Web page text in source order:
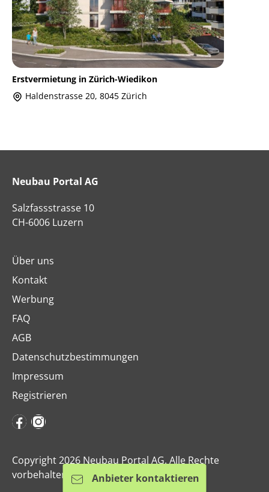
Erstvermietung in Zürich-Wiedikon
Haldenstrasse 20, 8045 Zürich
Anbieter kontaktieren
Neubau Portal AG
Salzfassstrasse 10
CH-6006 Luzern
Über uns
Kontakt
Werbung
FAQ
AGB
Datenschutzbestimmungen
Impressum
Registrieren
Copyright 2026 Neubau Portal AG. Alle Rechte
vorbehalten.